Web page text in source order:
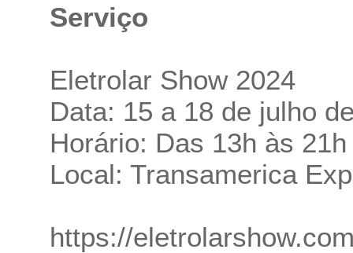
Serviço
Eletrolar Show 2024
Data: 15 a 18 de julho
Horário: Das 13h às 21h
Local: Transamerica
https://